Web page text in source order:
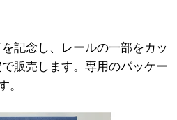
記念し、レールの一部をカッ
販売します。専用のパッケー
。